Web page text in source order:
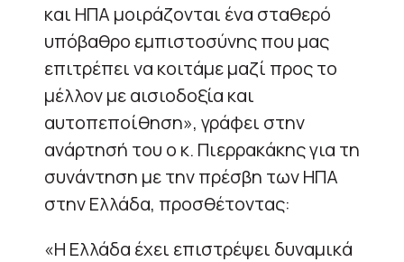
και ΗΠΑ μοιράζονται ένα σταθερό
υπόβαθρο εμπιστοσύνης που μας
επιτρέπει να κοιτάμε μαζί προς το
μέλλον με αισιοδοξία και
αυτοπεποίθηση», γράφει στην
ανάρτησή του ο κ. Πιερρακάκης για τη
συνάντηση με την πρέσβη των ΗΠΑ
στην Ελλάδα, προσθέτοντας:
«Η Ελλάδα έχει επιστρέψει δυναμικά